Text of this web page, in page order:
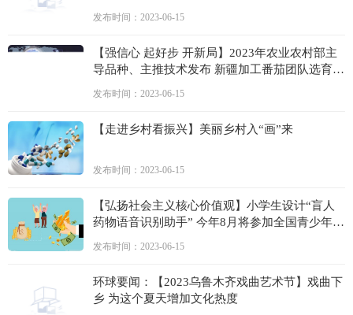
发布时间：2023-06-15
【强信心 起好步 开新局】2023年农业农村部主
导品种、主推技术发布 新疆加工番茄团队选育
发布时间：2023-06-15
【走进乡村看振兴】美丽乡村入“画”来
发布时间：2023-06-15
【弘扬社会主义核心价值观】小学生设计“盲人
药物语音识别助手” 今年8月将参加全国青少年科
发布时间：2023-06-15
环球要闻：【2023乌鲁木齐戏曲艺术节】戏曲下
乡 为这个夏天增加文化热度